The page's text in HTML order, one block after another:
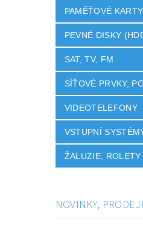
PAMĚŤOVÉ
PEVNÉ DISKY
SAT, TV, FM
SÍŤOVÉ PRVKY,
VIDEOTELEFONY
VSTUPNÍ
ŽALUZIE, ROLETY
NOVINKY,